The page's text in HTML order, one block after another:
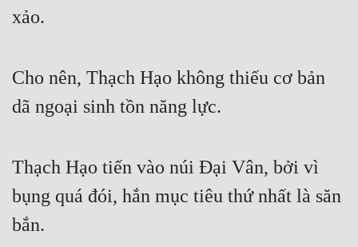
xảo.
Cho nên, Thạch Hạo không thiếu cơ bản
dã ngoại sinh tồn năng lực.
Thạch Hạo tiến vào núi Đại Vân, bởi vì
bụng quá đói, hắn mục tiêu thứ nhất là săn
bắn.